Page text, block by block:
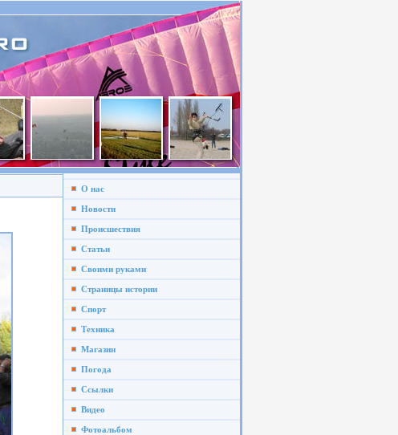
О нас
Новости
Происшествия
Статьи
Своими руками
Страницы истории
Спорт
Техника
Магазин
Погода
Ссылки
Видео
Фотоальбом